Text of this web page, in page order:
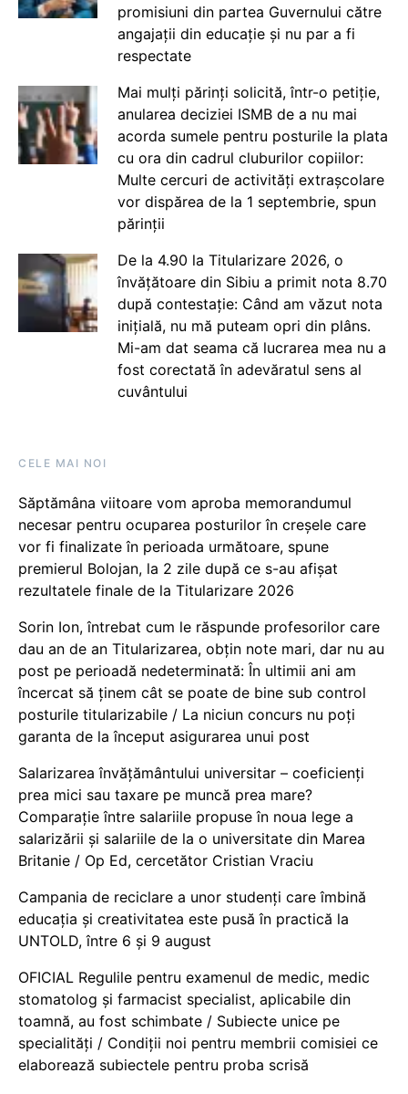
promisiuni din partea Guvernului către
angajații din educație și nu par a fi
respectate
Mai mulți părinți solicită, într-o petiție,
anularea deciziei ISMB de a nu mai
acorda sumele pentru posturile la plata
cu ora din cadrul cluburilor copiilor:
Multe cercuri de activități extrașcolare
vor dispărea de la 1 septembrie, spun
părinții
De la 4.90 la Titularizare 2026, o
învățătoare din Sibiu a primit nota 8.70
după contestație: Când am văzut nota
inițială, nu mă puteam opri din plâns.
Mi-am dat seama că lucrarea mea nu a
fost corectată în adevăratul sens al
cuvântului
CELE MAI NOI
Săptămâna viitoare vom aproba memorandumul
necesar pentru ocuparea posturilor în creșele care
vor fi finalizate în perioada următoare, spune
premierul Bolojan, la 2 zile după ce s-au afișat
rezultatele finale de la Titularizare 2026
Sorin Ion, întrebat cum le răspunde profesorilor care
dau an de an Titularizarea, obțin note mari, dar nu au
post pe perioadă nedeterminată: În ultimii ani am
încercat să ținem cât se poate de bine sub control
posturile titularizabile / La niciun concurs nu poți
garanta de la început asigurarea unui post
Salarizarea învățământului universitar – coeficienți
prea mici sau taxare pe muncă prea mare?
Comparație între salariile propuse în noua lege a
salarizării și salariile de la o universitate din Marea
Britanie / Op Ed, cercetător Cristian Vraciu
Campania de reciclare a unor studenți care îmbină
educația și creativitatea este pusă în practică la
UNTOLD, între 6 și 9 august
OFICIAL Regulile pentru examenul de medic, medic
stomatolog și farmacist specialist, aplicabile din
toamnă, au fost schimbate / Subiecte unice pe
specialități / Condiții noi pentru membrii comisiei ce
elaborează subiectele pentru proba scrisă